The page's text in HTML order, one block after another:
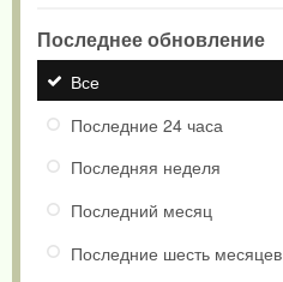
Последнее обновление
Все
Последние 24 часа
Последняя неделя
Последний месяц
Последние шесть месяцев